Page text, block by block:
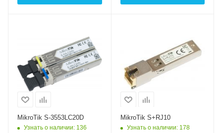
MikroTik S-3553LC20D
Узнать о наличии: 136
MikroTik S+RJ10
Узнать о наличии: 178